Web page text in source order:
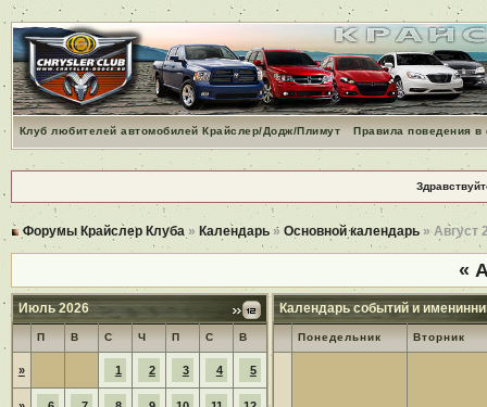
Клуб любителей автомобилей Крайслер/Додж/Плимут Правила поведения
Форумы Крайслер Клуба » Календарь» Основной календарь» Август
«
Июль 2026
П В С Ч П С В
» 1 2 3 4 5
Календарь событий и
Понедельник Вторник